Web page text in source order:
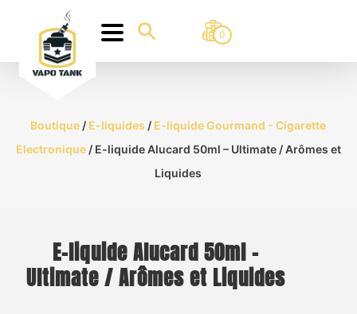
0
Boutique / E-liquides / E-liquide Gourmand - Cigarette
Electronique/ E-liquide Alucard 50ml – Ultimate / Arômes et
Liquides
E-liquide Alucard 50ml –
Ultimate / Arômes et Liquides